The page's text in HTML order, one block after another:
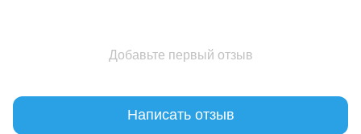
Добавьте первый отзыв
Написать отзыв